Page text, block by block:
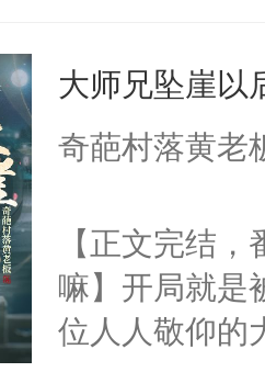
们竟然欺负
宴：要不你跟
来……“蛇蛇，
堂魔尊……行
位，当日就抢
神偏执：不许
妄。当他看到
白，这一切终
子，门下所
杀了同为魔道
绝于师门前。
了当年。回到
大师兄坠崖以
奇葩村落黄老
【正文完结
嘛】开局就是
位人人敬仰的